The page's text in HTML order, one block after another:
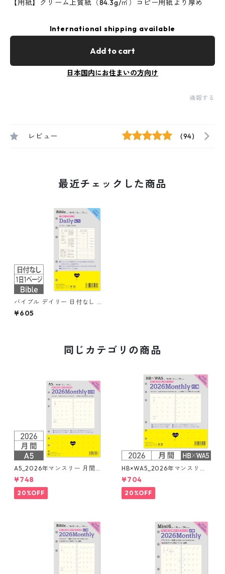
【用紙】クリーム上質紙（84.3g/㎡）コピー用紙より厚め
International shipping available
Add to cart
日本国内にお住まいの方向け
通報する
レビュー (94)
最近チェックした商品
バイブル デイリー 日付なし 見
開き2日 55枚 6穴 システム手
帳リフィル
¥605
同じカテゴリの商品
A5_2026年マンスリー 月間ブ
ロック + LOVEドット罫 シス
テム手帳リフィル
¥748
20%OFF
HB×WA5_2026年マンスリー
月間ブロック+LOVEドット罫
システム手帳リフィル
¥704
20%OFF